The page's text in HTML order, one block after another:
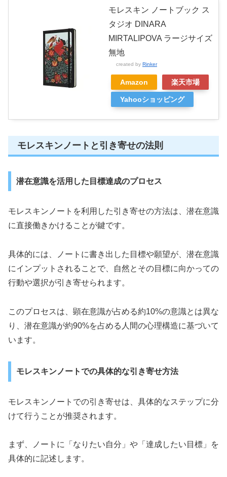
モレスキン ノートブック ス
タジオ DINARA
MIRTALIPOVA ラージサイズ
無地
created by Rinker
Amazon 楽天市場
Yahooショッピング
モレスキンノートと引き寄せの法則
潜在意識を活用した目標達成のプロセス
モレスキンノートを利用した引き寄せの方法は、潜在意識
に直接働きかけることが鍵です。
具体的には、ノートに書き出した目標や願望が、潜在意識
にインプットされることで、自然とその目標に向かっての
行動や選択が引き寄せられます。
このプロセスは、顕在意識が占める約10%の意識とは異な
り、潜在意識が約90%を占める人間の心理構造に基づいて
います。
モレスキンノートでの具体的な引き寄せ方法
モレスキンノートでの引き寄せは、具体的なステップに分
けて行うことが推奨されます。
まず、ノートに「なりたい自分」や「達成したい目標」を
具体的に記述します。